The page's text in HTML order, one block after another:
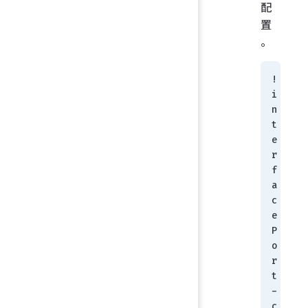
配
置
。
!
i
n
t
e
r
f
a
c
e
P
o
r
t
-